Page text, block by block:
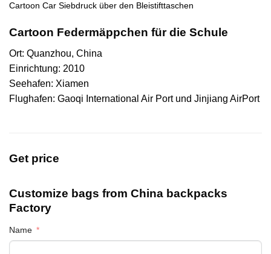
Cartoon Car Siebdruck über den Bleistifttaschen
Cartoon Federmäppchen für die Schule
Ort: Quanzhou, China
Einrichtung: 2010
Seehafen: Xiamen
Flughafen: Gaoqi International Air Port und Jinjiang AirPort
Get price
Customize bags from China backpacks
Factory
Name